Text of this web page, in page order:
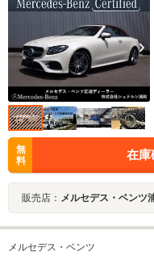
無
料
在庫
販売店： メルセデス・ベンツ
メルセデス・ベンツ